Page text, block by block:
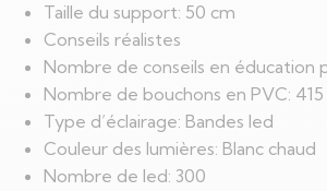
Taille du support: 50 cm
Conseils réalistes
Nombre de conseils en éducation
Nombre de bouchons en PVC: 415
Type d’éclairage: Bandes led
Couleur des lumières: Blanc chaud
Nombre de led: 300